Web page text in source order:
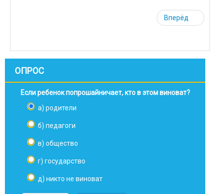
Вперёд
ОПРОС
Если ребенок попрошайничает, кто в этом виноват?
а) родители
б) педагоги
в) общество
г) государство
д) никто не виноват